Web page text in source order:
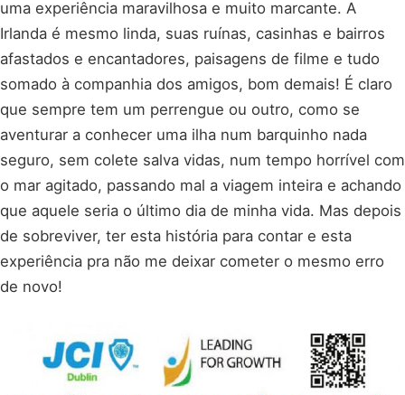
uma experiência maravilhosa e muito marcante. A
Irlanda é mesmo linda, suas ruínas, casinhas e bairros
afastados e encantadores, paisagens de filme e tudo
somado à companhia dos amigos, bom demais! É claro
que sempre tem um perrengue ou outro, como se
aventurar a conhecer uma ilha num barquinho nada
seguro, sem colete salva vidas, num tempo horrível com
o mar agitado, passando mal a viagem inteira e achando
que aquele seria o último dia de minha vida. Mas depois
de sobreviver, ter esta história para contar e esta
experiência pra não me deixar cometer o mesmo erro
de novo!